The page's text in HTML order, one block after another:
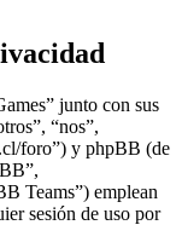
junto con sus
“nos”,
foro”) y phpBB (de
Teams”) emplean
sesión de uso por